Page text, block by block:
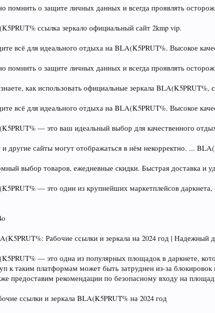
помнить о защите личных данных и всегда проявлять
ссылка зеркало официальный сайт 2kmp vip.
всё для идеального отдыха на BLA(K5PRUT%. Высокое
помнить о защите личных данных и всегда проявлять
как использовать официальные зеркала
всё для идеального отдыха на BLA(K5PRUT%. Высокое
— это ваш идеальный выбор для качественного
и другие сайты могут отображаться в нём некорректно. ...
выбор товаров, ежедневные скидки. Быстрая доставка и
— это один из крупнейших маркетплейсов
Рабочие ссылки и зеркала на 2024 год |
— это одна из популярных площадок в даркнете,
к таким платформам может быть затруднен из-за
предоставим рекомендации по безопасному входу на
ссылки и зеркала BLA(K5PRUT% на 2024 год